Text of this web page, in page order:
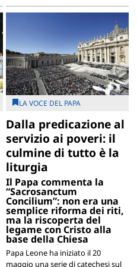
LA VOCE DEL PAPA
Dalla predicazione al
servizio ai poveri: il
culmine di tutto è la
liturgia
Il Papa commenta la
“Sacrosanctum
Concilium”: non era una
semplice riforma dei riti,
ma la riscoperta del
legame con Cristo alla
base della Chiesa
Papa Leone ha iniziato il 20
maggio una serie di catechesi sul